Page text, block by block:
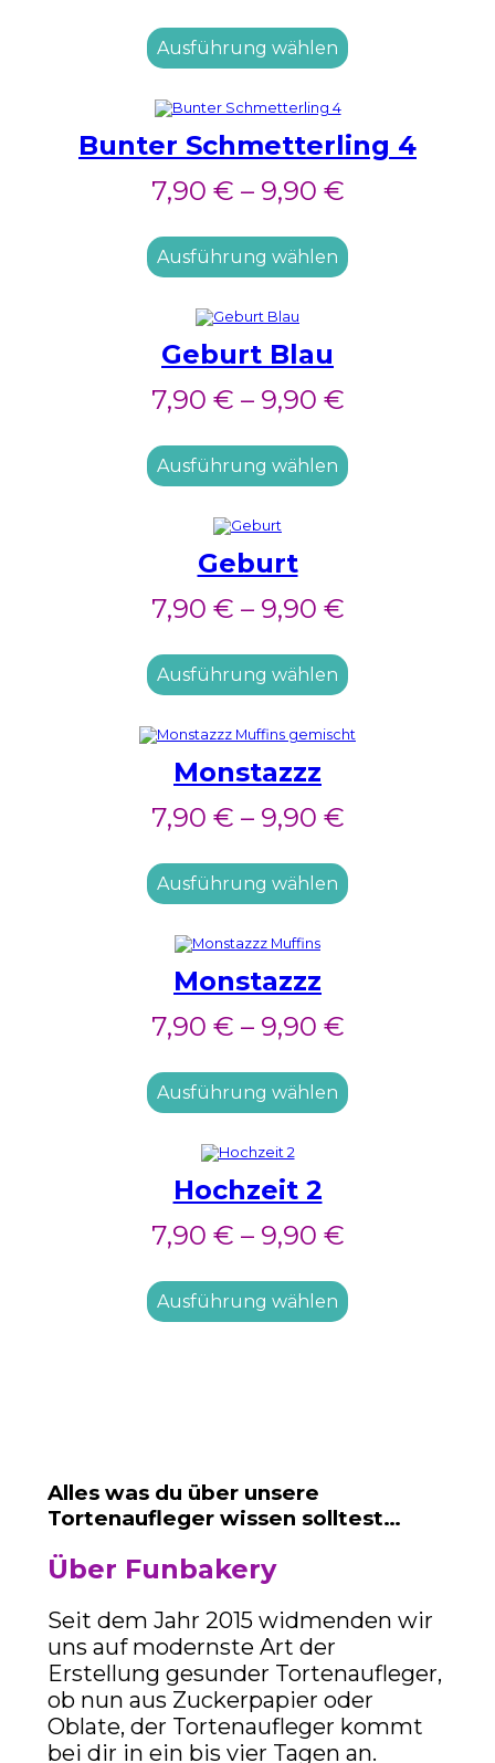
Ausführung wählen
Bunter Schmetterling 4
7,90 € – 9,90 €
Ausführung wählen
Geburt Blau
7,90 € – 9,90 €
Ausführung wählen
Geburt
7,90 € – 9,90 €
Ausführung wählen
Monstazzz
7,90 € – 9,90 €
Ausführung wählen
Monstazzz
7,90 € – 9,90 €
Ausführung wählen
Hochzeit 2
7,90 € – 9,90 €
Ausführung wählen
Alles was du über unsere
Tortenaufleger wissen solltest…
Über Funbakery
Seit dem Jahr 2015 widmenden wir
uns auf modernste Art der
Erstellung gesunder Tortenaufleger,
ob nun aus Zuckerpapier oder
Oblate, der Tortenaufleger kommt
bei dir in ein bis vier Tagen an.